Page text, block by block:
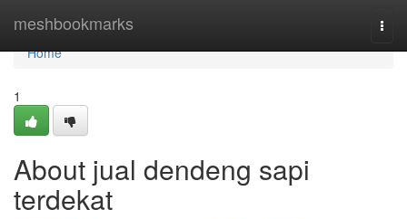
meshbookmarks
Home
Home
1
About jual dendeng sapi
terdekat